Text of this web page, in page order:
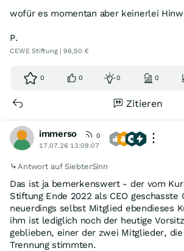
wofür es momentan aber keinerlei
P.
CEWE Stiftung | 96,50 €
0 0 0 0
Zitieren
immerso
0
17.07.26 13:09:07
Antwort auf SiebterSinn
Das ist ja bemerkenswert - der vom
Stiftung Ende 2022 als CEO geschasste
neuerdings selbst Mitglied ebendieses
ihm ist lediglich noch der heutige
geblieben, einer der zwei Mitglieder,
Trennung stimmten.